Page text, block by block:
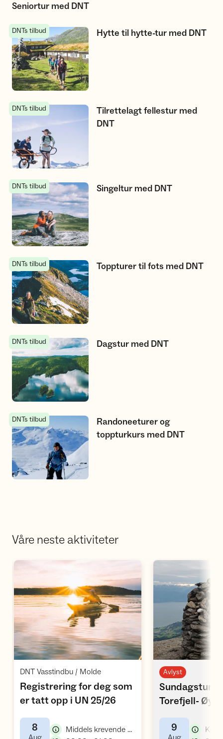
Seniortur med DNT
Hytte til hytte-tur med DNT
DNTs tilbud Hytte til hytte-tur med DNT
Tilrettelagt fellestur med DNT
DNTs tilbud
Tilrettelagt fellestur med
DNT
Singeltur med DNT
DNTs tilbud Singeltur med DNT
Toppturer til fots med DNT
DNTs tilbud Toppturer til fots med DNT
Dagstur med DNT
DNTs tilbud Dagstur med DNT
Randoneeturer og toppturkurs med DNT
DNTs tilbud
Randoneeturer og
toppturkurs med DNT
Våre neste aktiviteter
Åpne aktivitet
DNT Vasstindbu / Molde,
Registrering for deg som
er tatt opp i UN 25/26
8
,
Middels krevende kurs
Avlyst
Sundagstur:
Torefjell-
9
,